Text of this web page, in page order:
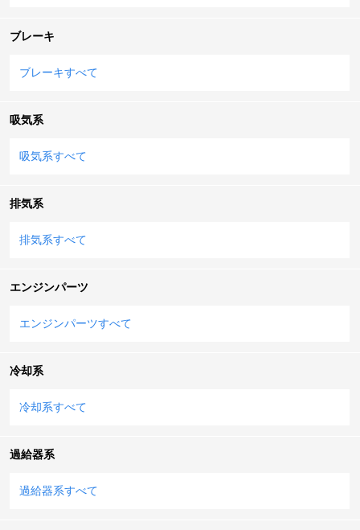
ブレーキ
ブレーキすべて
吸気系
吸気系すべて
排気系
排気系すべて
エンジンパーツ
エンジンパーツすべて
冷却系
冷却系すべて
過給器系
過給器系すべて